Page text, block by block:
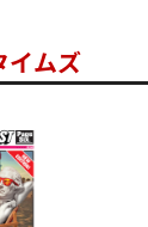
イムズ